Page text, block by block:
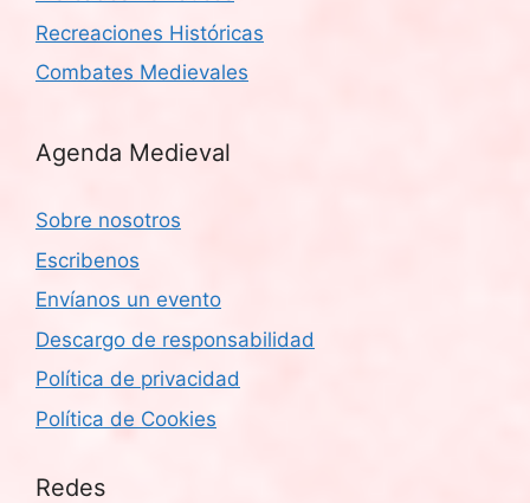
Recreaciones Históricas
Combates Medievales
Agenda Medieval
Sobre nosotros
Escribenos
Envíanos un evento
Descargo de responsabilidad
Política de privacidad
Política de Cookies
Redes